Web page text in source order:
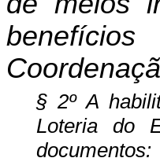
§ 2º A
Loteria do
documentos: